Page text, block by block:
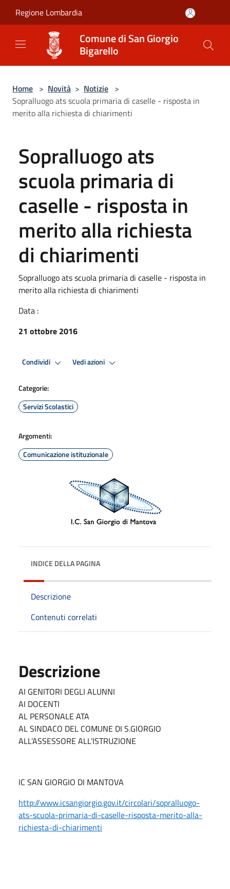
Regione Lombardia
Comune di San Giorgio
Bigarello
Home > Novità > Notizie >
Sopralluogo ats scuola primaria di caselle - risposta in
merito alla richiesta di chiarimenti
Sopralluogo ats
scuola primaria di
caselle - risposta in
merito alla richiesta
di chiarimenti
Sopralluogo ats scuola primaria di caselle - risposta in
merito alla richiesta di chiarimenti
Data :
21 ottobre 2016
Condividi Vedi azioni
Categorie:
Servizi Scolastici
Argomenti:
Comunicazione istituzionale
INDICE DELLA PAGINA
Descrizione
Contenuti correlati
Descrizione
AI GENITORI DEGLI ALUNNI
AI DOCENTI
AL PERSONALE ATA
AL SINDACO DEL COMUNE DI S.GIORGIO
ALL’ASSESSORE ALL’ISTRUZIONE
IC SAN GIORGIO DI MANTOVA
http://www.icsangiorgio.gov.it/circolari/sopralluogo-
ats-scuola-primaria-di-caselle-risposta-merito-alla-
richiesta-di-chiarimenti